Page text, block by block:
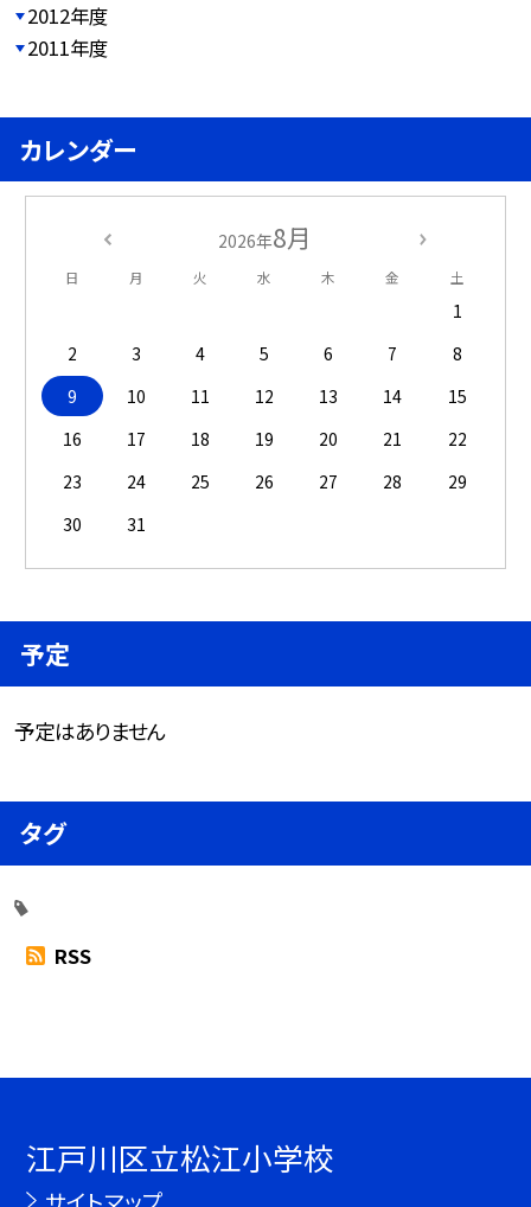
2012年度
2011年度
カレンダー
2026年8月
日 月 火 水 木 金 土
1
2
3 4 5 6 7
8
9
10 11 12 13 14
15
16
17 18 19 20 21
22
23
24 25 26 27 28
29
30
31
予定
予定はありません
タグ
RSS
江戸川区立松江小学校